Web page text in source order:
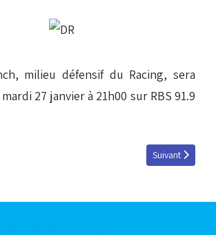
milieu défensif du Racing, sera
27 janvier à 21h00 sur RBS 91.9
Corentin Munch : « Pouvoir intégrer l'équipe une a
Article suivant :
Suivant